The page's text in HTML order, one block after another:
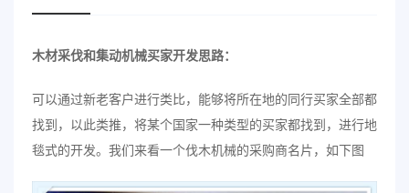
木材采伐和集动机械买家开发思路：
可以通过新老客户进行类比，能够将所在地的同行买家全部都
找到，以此类推，将某个国家一种类型的买家都找到，进行地
毯式的开发。我们来看一个伐木机械的采购商名片，如下图